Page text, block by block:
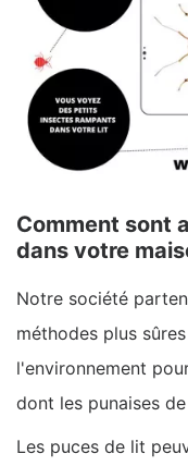
Comment sont
dans votre
Notre société
méthodes plus
l'environnement
dont les punaises
Les puces de lit